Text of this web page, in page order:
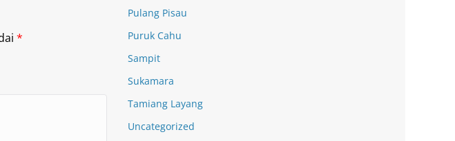
*
Pulang Pisau
Puruk Cahu
Sampit
Sukamara
Tamiang Layang
Uncategorized